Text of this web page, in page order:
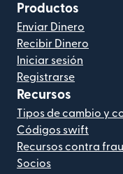
Productos
Enviar Dinero
Recibir Dinero
Iniciar sesión
Registrarse
Recursos
Tipos de cambio y
Códigos swift
Recursos contra
Socios